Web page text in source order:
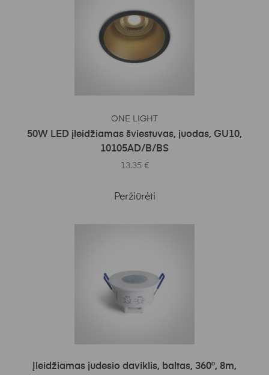
ONE LIGHT
50W LED įleidžiamas šviestuvas, juodas, GU10,
10105AD/B/BS
13.35 €
Peržiūrėti
Į KREPŠELĮ
Įleidžiamas judesio daviklis, baltas, 360°, 8m,